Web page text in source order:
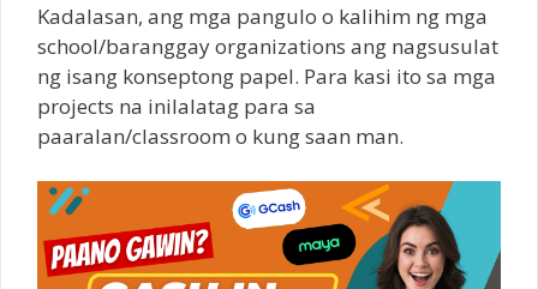
Kadalasan, ang mga pangulo o kalihim ng mga
school/baranggay organizations ang nagsusulat
ng isang konseptong papel. Para kasi ito sa mga
projects na inilalatag para sa
paaralan/classroom o kung saan man.